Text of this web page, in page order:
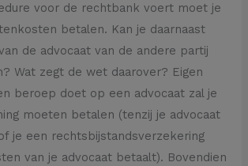
voor de rechtbank voert moet je
betalen. Kan je daarnaast
de advocaat van de andere partij
Wat zegt de wet daarover? Eigen
beroep doet op een advocaat zal je
moeten betalen (tenzij je advocaat
je een rechtsbijstandsverzekering
van je advocaat betaalt). Bovendien